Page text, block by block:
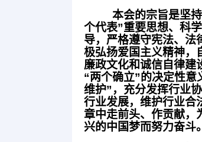
本会的宗旨是坚
个代表”重要思想、科
导，严格遵守宪法、法
极弘扬爱国主义精神，
廉政文化和诚信自律建
“两个确立”的决定性意
维护”，充分发挥行业
行业发展，维护行业合
章中走前头、作贡献，
兴的中国梦而努力奋斗。